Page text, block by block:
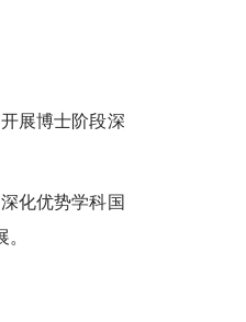
展博士阶段深
化优势学科国